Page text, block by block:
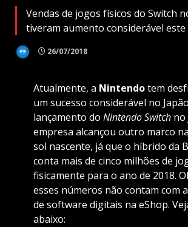
Vendas de jogos físicos do Switch
tiveram aumento considerável este
26/07/2018
Atualmente, a Nintendotem
um sucesso considerável no
lançamento do Nintendo Switchno
empresa alcançou outro marco
sol nascente, já que o híbrido da
conta mais de cinco milhões de
fisicamente para o ano de 2018.
esses números não contam com
de software digitais na eShop.
abaixo: